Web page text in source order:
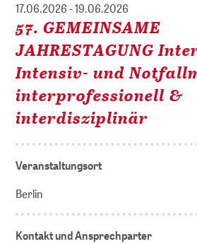
17.06.2026 - 19.06.2026
57. GEMEINSAME
JAHRESTAGUNG
Intensiv- und
interprofessionell &
interdisziplinär
Veranstaltungsort
Berlin
Kontakt und Ansprechparter